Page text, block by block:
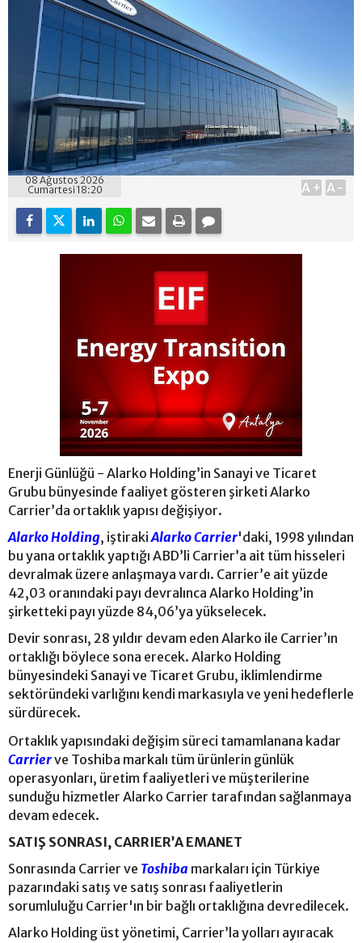
08 Ağustos 2026
Cumartesi 18:20
A+ A-
Enerji Günlüğü - Alarko Holding’in Sanayi ve Ticaret
Grubu bünyesinde faaliyet gösteren şirketi Alarko
Carrier’da ortaklık yapısı değişiyor.
Alarko Holding, iştirakiAlarko Carrier'daki, 1998 yılından
bu yana ortaklık yaptığı ABD’li Carrier’a ait tüm hisseleri
devralmak üzere anlaşmaya vardı. Carrier’e ait yüzde
42,03 oranındaki payı devralınca Alarko Holding’in
şirketteki payı yüzde 84,06’ya yükselecek.
Devir sonrası, 28 yıldır devam eden Alarko ile Carrier’ın
ortaklığı böylece sona erecek. Alarko Holding
bünyesindeki Sanayi ve Ticaret Grubu, iklimlendirme
sektöründeki varlığını kendi markasıyla ve yeni hedeflerle
sürdürecek.
Ortaklık yapısındaki değişim süreci tamamlanana kadar
Carrierve Toshiba markalı tüm ürünlerin günlük
operasyonları, üretim faaliyetleri ve müşterilerine
sunduğu hizmetler Alarko Carrier tarafından sağlanmaya
devam edecek.
SATIŞ SONRASI, CARRIER’A EMANET
Sonrasında Carrier ve Toshiba markaları için Türkiye
pazarındaki satış ve satış sonrası faaliyetlerin
sorumluluğu Carrier'ın bir bağlı ortaklığına devredilecek.
Alarko Holding üst yönetimi, Carrier’la yolları ayıracak